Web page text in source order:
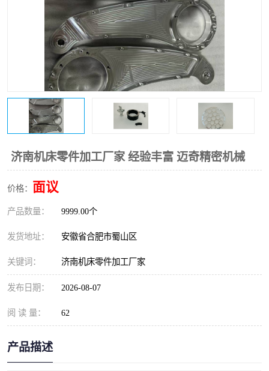
济南机床零件加工厂家 经验丰富 迈奇精密机械
价格： 面议
产品数量： 9999.00个
发货地址： 安徽省合肥市蜀山区
关键词： 济南机床零件加工厂家
发布日期： 2026-08-07
阅 读 量： 62
产品描述
CNC加工 数控机床加工
不锈钢加工